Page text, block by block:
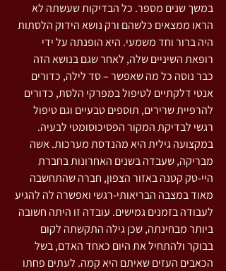
במשך שנים מספר. כל הבדיקות שעשתה לא
הראו ממצאים כלשהם ורק נושא הידוק הלסתות
היה ברור וחד משמעי. היא הופנתה על ידי
רופאת השיניים שלה, לאחר שגם בנושא הזה
כבר נוסה כל מה שאפשר – סד לילה, כדורים
אנטי דלקתיים לטיפול במפרקי הלסת, כדורים
להרפיית שרירים, תוספים טבעיים וגם טיפול
רגשי לבדיקת המקור הפסיכוסומטי לבעיה.
במקצועה גילית היא מהנדסת מערכות. אשה
מבריקה, שעבדה בשנים האחרונות בחברת
היי-טק קטנה באזור הצפון, חברה שהתחשבה
מאוד במצבה הבריאותי-רגשי ואפשרה לה להגיע
לעבודה בזמנים גמישים. עובדה זו היתה חשובה
ביותר מבחינתה, שכן גילה התקשתה לקום
בבוקר ולהתחיל את היום כאחד האדם, בשל
הכאבים העזים שאיתם היא קמה. לעתים פחתו